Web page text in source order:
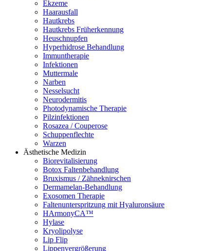
Ekzeme
Haarausfall
Hautkrebs
Hautkrebs Früherkennung
Heuschnupfen
Hyperhidrose Behandlung
Immuntherapie
Infektionen
Muttermale
Narben
Nesselsucht
Neurodermitis
Photodynamische Therapie
Pilzinfektionen
Rosazea / Couperose
Schuppenflechte
Warzen
Ästhetische Medizin
Biorevitalisierung
Botox Faltenbehandlung
Bruxismus / Zähneknirschen
Dermamelan-Behandlung
Exosomen Therapie
Faltenunterspritzung mit Hyaluronsäure
HArmonyCA™
Hylase
Kryolipolyse
Lip Flip
Lippenvergrößerung